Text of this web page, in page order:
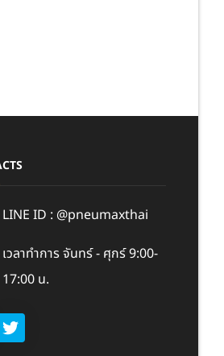
LINE ID : @pneumaxthai
เวลาทำการ จันทร์ - ศุกร์ 9:00-
17:00 น.